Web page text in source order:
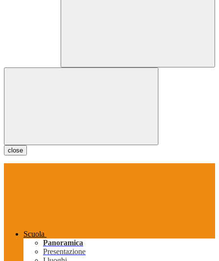
close
Scuola
Panoramica
Presentazione